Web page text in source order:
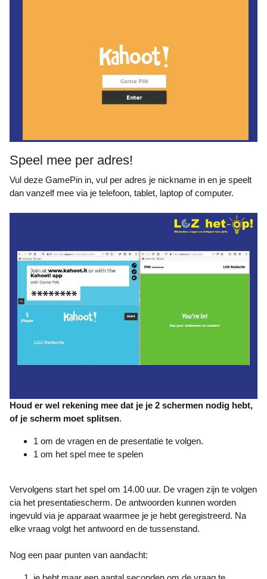
Speel mee per adres!
Vul deze GamePin in, vul per adres je nickname in en je speelt
dan vanzelf mee via je telefoon, tablet, laptop of computer.
Houd er wel rekening mee dat je je 2 schermen nodig hebt,
of je scherm moet splitsen.
1 om de vragen en de presentatie te volgen.
1 om het spel mee te spelen
Vervolgens start het spel om 14.00 uur. De vragen zijn te volgen
cia het presentatiescherm. De antwoorden kunnen worden
ingevuld via je apparaat waarmee je je hebt geregistreerd. Na
elke vraag volgt het antwoord en de tussenstand.
Nog een paar punten van aandacht: